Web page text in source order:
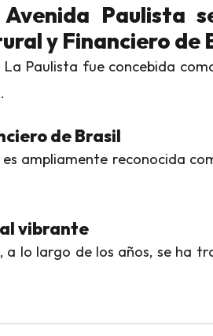
Paulista
y Financiero de
La Paulista fue concebida
de Brasil
ampliamente reconocida
vibrante
a lo largo de los años, se ha